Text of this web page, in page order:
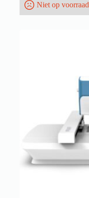
Niet op voorraad